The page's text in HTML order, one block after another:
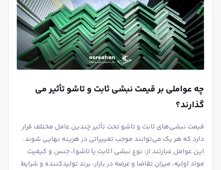
چه عواملی بر قیمت نبشی ثابت و تاشو تأثیر می
گذارند؟
قیمت نبشی‌های ثابت و تاشو تحت تأثیر چندین عامل مختلف قرار
دارد که هر یک می‌توانند موجب تغییراتی در هزینه نهایی شوند.
این عوامل عبارتند از: نوع نبشی (ثابت یا تاشو)، جنس و کیفیت
مواد اولیه، میزان تقاضا و عرضه در بازار، برند تولیدکننده و شرایط